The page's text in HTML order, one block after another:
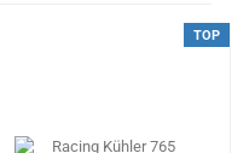
TOP